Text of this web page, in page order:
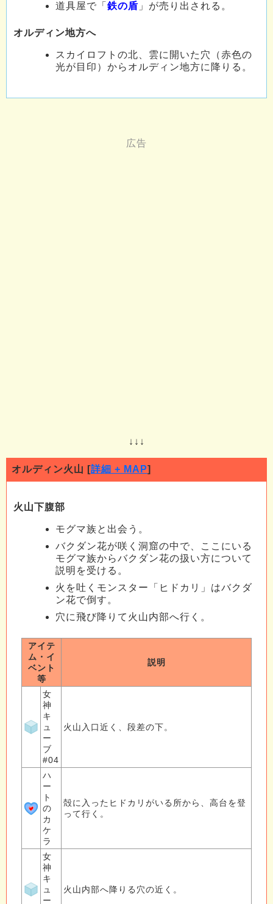
道具屋で「 鉄の盾 」が売り出される。
オルディン地方へ
スカイロフトの北、雲に開いた穴（赤色の
光が目印）からオルディン地方に降りる。
↓↓↓
オルディン火山 [詳細 + MAP]
火山下腹部
モグマ族と出会う。
バクダン花が咲く洞窟の中で、ここにいる
モグマ族からバクダン花の扱い方について
説明を受ける。
火を吐くモンスター「ヒドカリ」はバクダ
ン花で倒す。
穴に飛び降りて火山内部へ行く。
アイテ
ム・イ
ベント
等
説明
女
神
キ
ュ
ー
ブ
#04
火山入口近く、段差の下。
ハ
ー
ト
の
カ
ケ
ラ
殻に入ったヒドカリがいる所から、高台を登
って行く。
女
神
キ
ュ
ー
火山内部へ降りる穴の近く。